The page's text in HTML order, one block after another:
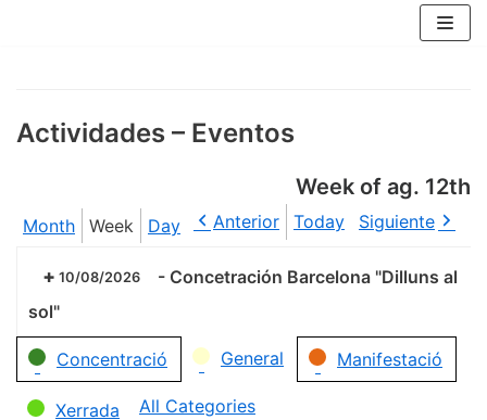
Actividades – Eventos
Week of ag. 12th
Month Week Day Anterior Today Siguiente
10/08/2026 - Concetración Barcelona "Dilluns al
sol"
Categories
Concentració General Manifestació
Xerrada All Categories